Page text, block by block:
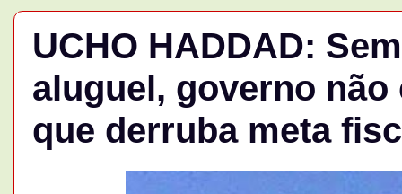
UCHO HADDAD:
aluguel, governo
que derruba meta